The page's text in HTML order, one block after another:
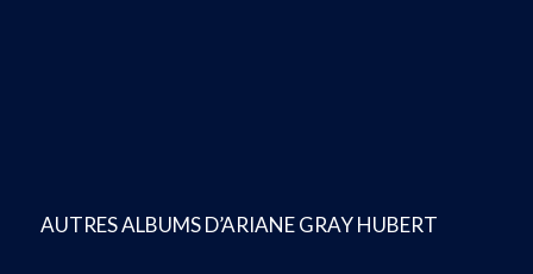
AUTRES ALBUMS D’ARIANE GRAY HUBERT